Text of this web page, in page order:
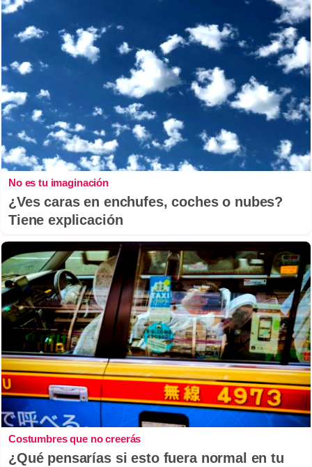
No es tu imaginación
¿Ves caras en enchufes, coches o nubes?
Tiene explicación
Costumbres que no creerás
¿Qué pensarías si esto fuera normal en tu